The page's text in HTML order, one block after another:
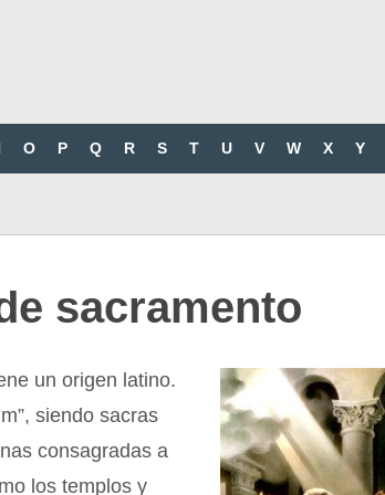
O P Q R S T U V W X Y
sacramento
un origen latino.
siendo sacras
consagradas a
los templos y